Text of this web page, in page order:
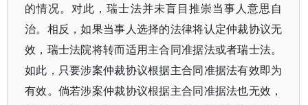
的情况。对此，瑞士法并未盲目推崇当事人意思自
治。相反，如果当事人选择的法律将认定仲裁协议无
效，瑞士法院将转而适用主合同准据法或者瑞士法。
如此，只要涉案仲裁协议根据主合同准据法有效即为
有效。倘若涉案仲裁协议根据主合同准据法也无效，